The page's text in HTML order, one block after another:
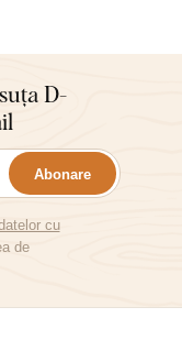
D-
Abonare
cu
de